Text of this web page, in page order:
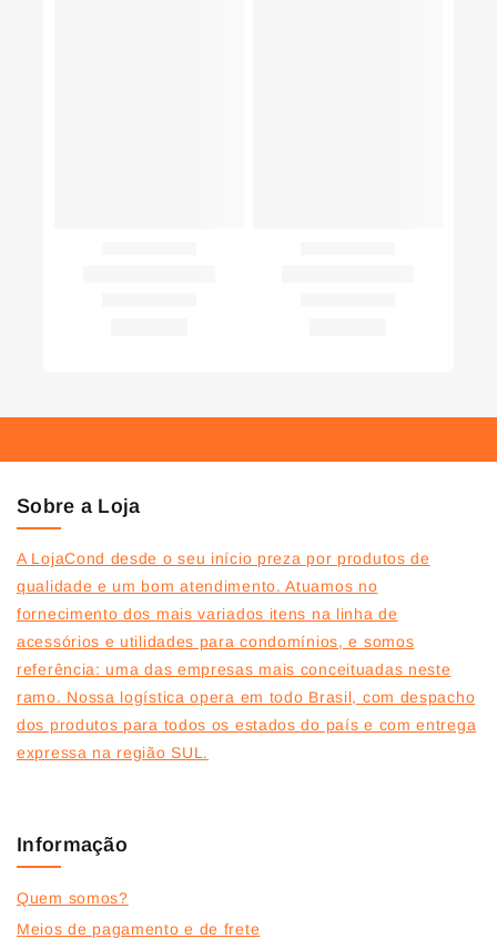
Sobre a Loja
A LojaCond desde o seu início preza por produtos de
qualidade e um bom atendimento. Atuamos no
fornecimento dos mais variados itens na linha de
acessórios e utilidades para condomínios, e somos
referência: uma das empresas mais conceituadas neste
ramo. Nossa logística opera em todo Brasil, com despacho
dos produtos para todos os estados do país e com entrega
expressa na região SUL.
Informação
Quem somos?
Meios de pagamento e de frete